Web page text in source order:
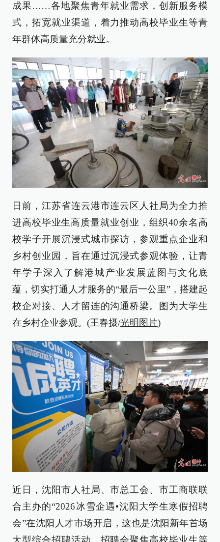
成果……各地聚焦青年就业需求，创新服务模
式，拓宽就业渠道，着力推动高校毕业生等青
年群体高质量充分就业。
日前，江苏省连云港市连云区人社局为全力推
进高校毕业生高质量就业创业，组织40余名高
校学子开展沉浸式城市探访，参观重点企业和
乡村创业园，旨在通过沉浸式参观体验，让青
年学子深入了解港城产业发展蓝图与文化底
蕴，切实打通人才服务的“最后一公里”，搭建起
校企对接、人才留连的沟通桥梁。图为大学生
在乡村企业参观。(王春摄/光明图片)
近日，沈阳市人社局、市总工会、市工商联联
合主办的“2026冰雪企遇•沈阳大学生寒假招聘
会”在沈阳人才市场开启，这也是沈阳新年首场
大型综合招聘活动。招聘会聚焦高校毕业生等